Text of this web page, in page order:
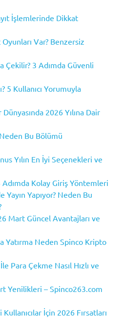
İşlemlerinde Dikkat
Var? Benzersiz
Çekilir? 3 Adımda Güvenli
5 Kullanıcı Yorumuyla
2026 Yılına Dair
Bu Bölümü
Yılın En İyi Seçenekleri ve
Kolay Giriş Yöntemleri
Yapıyor? Neden Bu
Mart Güncel Avantajları ve
Yatırma Neden Spinco Kripto
Para Çekme Nasıl Hızlı ve
Yenilikleri – Spinco263.com
İçin 2026 Fırsatları